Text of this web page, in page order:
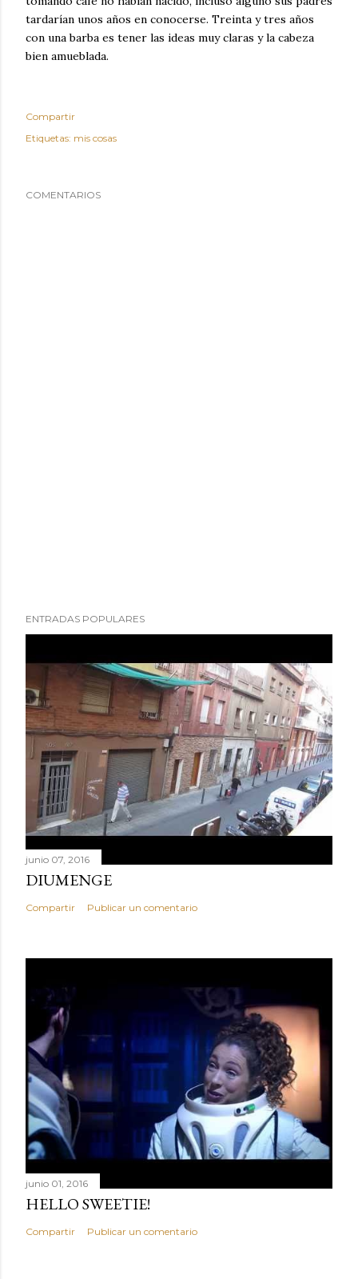
tardarían unos años en conocerse. Treinta y tres años
con una barba es tener las ideas muy claras y la cabeza
bien amueblada.
Compartir
Etiquetas: mis cosas
COMENTARIOS
ENTRADAS POPULARES
junio 07, 2016
DIUMENGE
Compartir Publicar un comentario
junio 01, 2016
HELLO SWEETIE!
Compartir Publicar un comentario